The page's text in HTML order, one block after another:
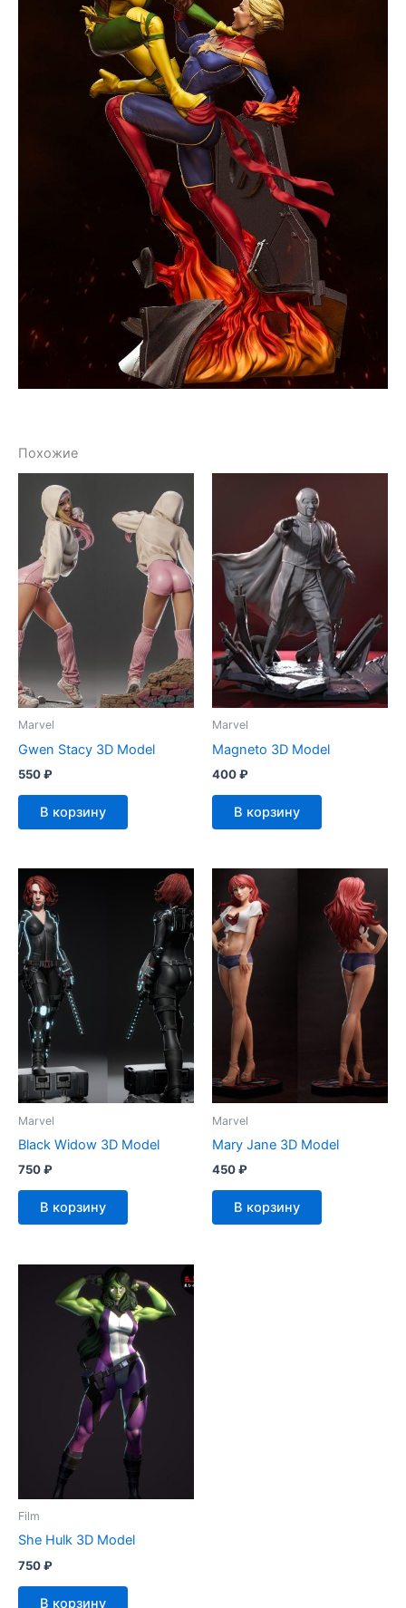
Похожие
Marvel
Gwen Stacy 3D Model
550₽
В корзину
Marvel
Magneto 3D Model
400₽
В корзину
Marvel
Black Widow 3D Model
750₽
В корзину
Marvel
Mary Jane 3D Model
450₽
В корзину
Film
She Hulk 3D Model
750₽
В корзину